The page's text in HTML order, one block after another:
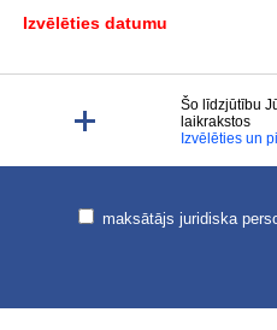
Izvēlēties datumu
Šo līdzjūtību
laikrakstos
Izvēlēties un
maksātājs juridiska